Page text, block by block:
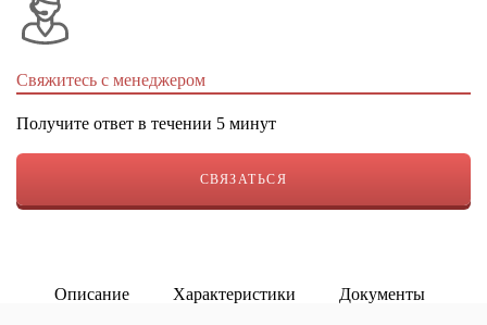
Свяжитесь с менеджером
Получите ответ в течении 5 минут
СВЯЗАТЬСЯ
Описание Характеристики Документы